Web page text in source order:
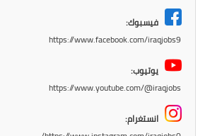
فيسبوك:
https://www.facebook.com/iraqjobs9
يوتيوب:
https://www.youtube.com/@iraqjobs
انستغرام: